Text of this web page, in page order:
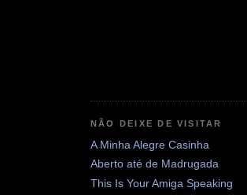
NÃO DEIXE DE VISITAR
A Minha Alegre Casinha
Aberto até de Madrugada
This Is Your Amiga Speaking